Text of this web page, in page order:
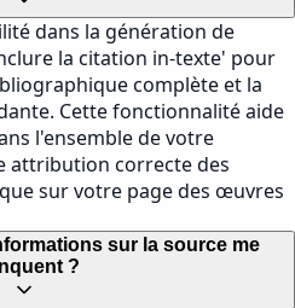
dans la génération de
la citation in-texte' pour
complète et la
Cette fonctionnalité aide
l'ensemble de votre
attribution correcte des
sur votre page des œuvres
sur la source me
?